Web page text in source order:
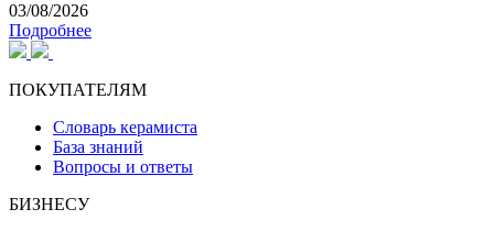
03/08/2026
Подробнее
ПОКУПАТЕЛЯМ
Словарь керамиста
База знаний
Вопросы и ответы
БИЗНЕСУ